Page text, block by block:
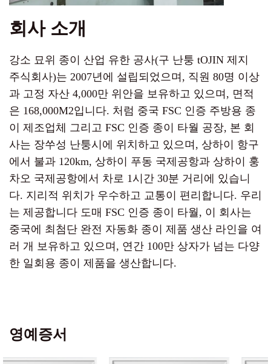
회사 소개
강소 묘위 종이 산업 유한 공사(구 난퉁 tOJIN 제지
주식회사)는 2007년에 설립되었으며, 직원 80명 이상
과 고정 자산 4,000만 위안을 보유하고 있으며, 면적
은 168,000M2입니다. 처럼 중국 FSC 인증 주방용 종
이 제조업체
그리고 FSC 인증 종이 타월 공장 , 본 회
사는 장쑤성 난퉁시에 위치하고 있으며, 상하이 항구
에서 불과 120km, 상하이 푸동 국제공항과 상하이 훙
차오 국제공항에서 차로 1시간 30분 거리에 있습니
다. 지리적 위치가 우수하고 교통이 편리합니다. 우리
는 제공합니다 도매 FSC 인증 종이 타월
, 이 회사는
중국에 최첨단 완전 자동화 종이 제품 생산 라인을 여
러 개 보유하고 있으며, 연간 100만 상자가 넘는 다양
한 일회용 종이 제품을 생산합니다.
영예증서